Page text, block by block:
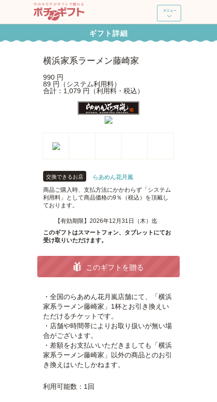
ポチッとギフトとは
よくあるご質問
使い方ガイド
ギフト詳細
横浜家系ラーメン藤崎家
990 円
89 円（システム利用料）
合計：1,079 円（利用料・税込）
交換できるお店
らあめん花月嵐
商品ご購入時、支払方法にかかわらず「システム
利用料」として商品価格の9％（税込）を頂戴し
ております。
【有効期限】2026年12月31日（木）迄
このギフトはスマートフォン、タブレットにてお
受け取りいただけます。
このギフトを贈る
・全国のらあめん花月嵐店舗にて、「横浜
家系ラーメン藤崎家」1杯とお引き換えい
ただけるチケットです。
・店舗や時間帯によりお取り扱いが無い場
合がございます。
・差額をお支払いいただきましても「横浜
家系ラーメン藤崎家」以外の商品とのお引
き換えはいたしかねます。
利用可能数：1回